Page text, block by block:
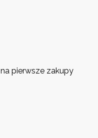
na pierwsze zakupy